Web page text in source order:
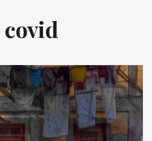
covid